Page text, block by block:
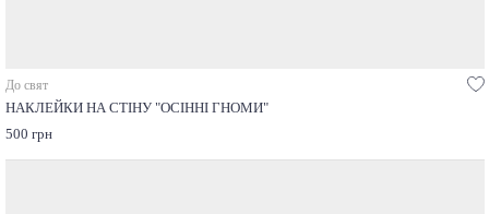
До свят
НАКЛЕЙКИ НА СТІНУ "ОСІННІ ГНОМИ"
500 грн